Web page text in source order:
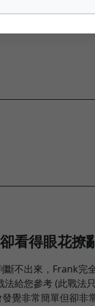
我查看
看得眼花撩
不出來，Frank完
給您參考 (此戰法
覺非常簡單但卻非